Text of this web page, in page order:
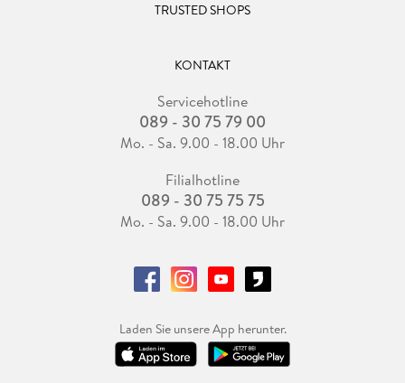
TRUSTED SHOPS
KONTAKT
Servicehotline
089 - 30 75 79 00
Mo. - Sa. 9.00 - 18.00 Uhr
Filialhotline
089 - 30 75 75 75
Mo. - Sa. 9.00 - 18.00 Uhr
Laden Sie unsere App herunter.